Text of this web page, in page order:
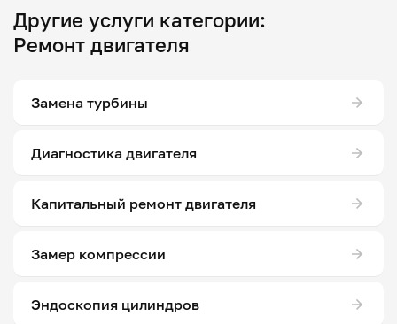
Другие услуги категории:
Ремонт двигателя
Замена турбины
Диагностика двигателя
Капитальный ремонт двигателя
Замер компрессии
Эндоскопия цилиндров